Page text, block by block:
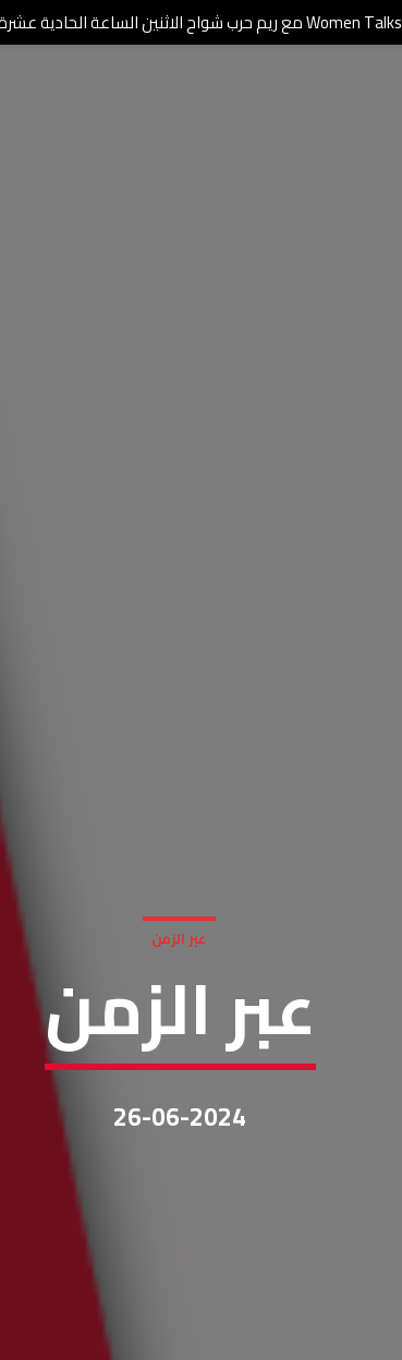
عبر الزمن
عبر الزمن
26-06-2024
Women Talks مع ريم حرب شواح الاثنين الساعة الحادية عشرة